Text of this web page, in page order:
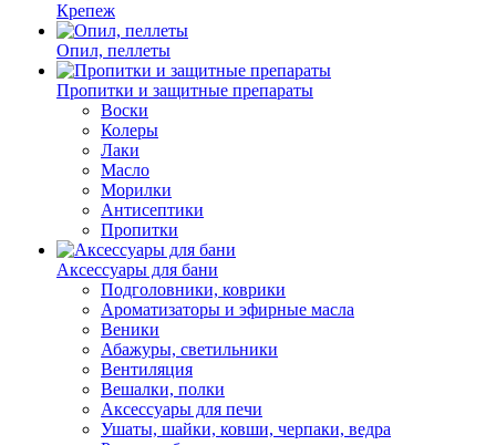
Крепеж
Опил, пеллеты
Пропитки и защитные препараты
Воски
Колеры
Лаки
Масло
Морилки
Антисептики
Пропитки
Аксессуары для бани
Подголовники, коврики
Ароматизаторы и эфирные масла
Веники
Абажуры, светильники
Вентиляция
Вешалки, полки
Аксессуары для печи
Ушаты, шайки, ковши, черпаки, ведра